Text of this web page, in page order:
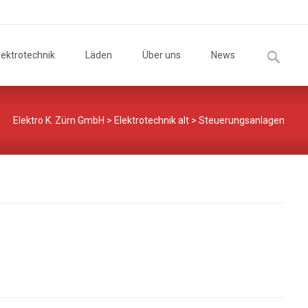
Läden Über uns News
Suchen
nach:
Elektro K. Zürn GmbH > Elektrotechnik alt >Steuerungsanlagen